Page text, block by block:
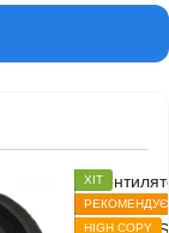
ХІТ
HIGH COPY